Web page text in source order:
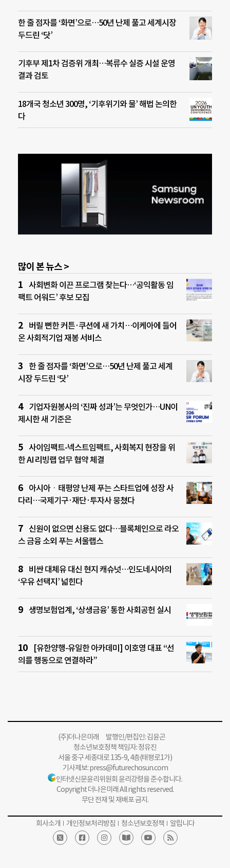
한 줄 점자를 ‘화면’으로…50년 난제 풀고 세계시장
두드린 ‘닷’
기후부 제1차 검증위 개최…복류수 실증 시설 운영
결과 검토
18개국 청소년 300명, ‘기후위기와 물’ 해법 논의한
다
많이 본 뉴스 >
사회변화 이끈 프로그램 찾는다…‘공익활동 임
팩트 어워드’ 후보 모집
버릴 뻔한 커튼·쿠션에 새 가치…이케아에 들어
온 사회적기업 재봉 서비스
한 줄 점자를 ‘화면’으로…50년 난제 풀고 세계
시장 두드린 ‘닷’
기업자원봉사의 ‘진짜 성과’는 무엇인가…UN이
제시한 새 기준은
사이임팩트-넥스트임팩트, 사회복지 현장을 위
한 AI 리빙랩 업무 협약 체결
아시아ㆍ태평양 난제 푸는 스타트업에 성장 사
다리…국제기구·재단·투자사 뭉쳤다
신원이 없으면 신용도 없다…블록체인으로 라오
스 금융 소외 푸는 서울랩스
비싼 대체유 대신 현지 캐슈넛…인도네시아의
‘우유 선택지’ 넓힌다
생명보험업계, ‘상생금융’ 통한 사회공헌 실시
[유한양행-유일한 아카데미] 이호영 대표 “선
의를 행동으로 연결하라”
(주)더나은미래 발행인/편집인: 김윤곤
청소년보호정책 책임자: 정유진
서울 중구 세종대로 135-9, 4층(태평로1가)
기사제보:press@futurechosun.com
인터넷신문윤리위원회 윤리강령을 준수합니다.
Copyright 더나은미래 All rights reserved.
무단 전재 및 재배포 금지.
회사소개 개인정보처리방침 청소년보호정책 알립니다